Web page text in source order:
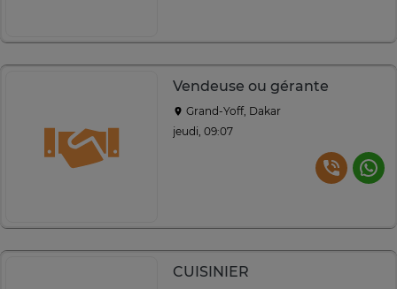
Vendeuse ou gérante
Grand-Yoff, Dakar
jeudi, 09:07
CUISINIER